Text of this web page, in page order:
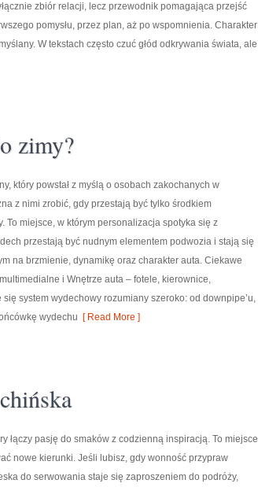
zbiór relacji, lecz przewodnik pomagająca przejść
pomysłu, przez plan, aż po wspomnienia. Charakter
W tekstach często czuć głód odkrywania świata, ale
zimy?
który powstał z myślą o osobach zakochanych w
z nimi zrobić, gdy przestają być tylko środkiem
To miejsce, w którym personalizacja spotyka się z
przestają być nudnym elementem podwozia i stają się
na brzmienie, dynamikę oraz charakter auta. Ciekawe
i Wnętrze auta – fotele, kierownice,
system wydechowy rozumiany szeroko: od downpipe’u,
wydechu [ Read More ]
łączy pasję do smaków z codzienną inspiracją. To miejsce
nowe kierunki. Jeśli lubisz, gdy wonność przypraw
do serwowania staje się zaproszeniem do podróży,